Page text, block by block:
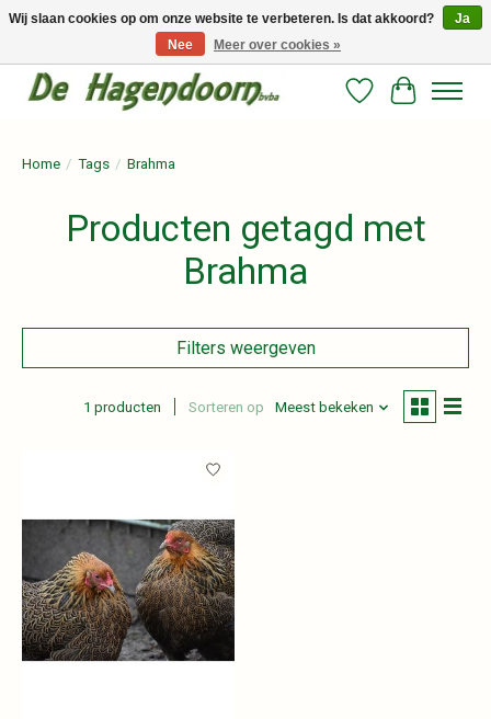
Persoonlijk advies en betrouwbare voeding voor jouw paard!
Verlanglijst
Home / Tags / Brahma
Producten getagd met
Brahma
Filters weergeven
1 producten Sorteren op Meest bekeken
Wij slaan cookies op om onze website te verbeteren. Is dat akkoord?
Ja
Nee
Meer over cookies »